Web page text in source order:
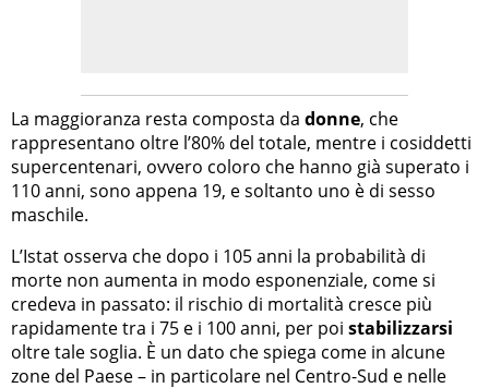
La maggioranza resta composta da donne, che
rappresentano oltre l’80% del totale, mentre i cosiddetti
supercentenari, ovvero coloro che hanno già superato i
110 anni, sono appena 19, e soltanto uno è di sesso
maschile.
L’Istat osserva che dopo i 105 anni la probabilità di
morte non aumenta in modo esponenziale, come si
credeva in passato: il rischio di mortalità cresce più
rapidamente tra i 75 e i 100 anni, per poi stabilizzarsi
oltre tale soglia. È un dato che spiega come in alcune
zone del Paese – in particolare nel Centro-Sud e nelle